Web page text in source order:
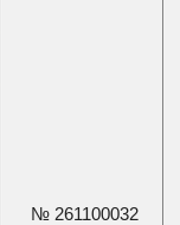
№ 261100032